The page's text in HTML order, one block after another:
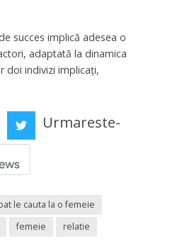
succes implică adesea o
adaptată la dinamica
doi indivizi implicați,
Urmareste-
le cauta la o femeie
femeie relatie